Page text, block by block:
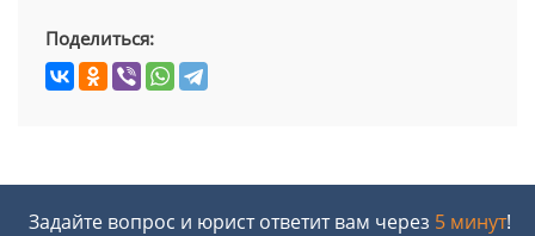
Поделиться:
Задайте вопрос и юрист ответит вам через 5 минут!